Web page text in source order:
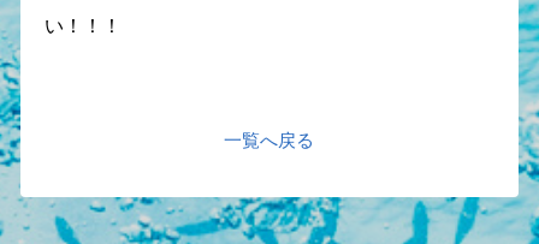
い！！！
一覧へ戻る